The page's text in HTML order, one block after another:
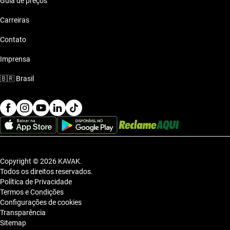
Carreiras
Contato
Imprensa
🇧🇷 Brasil
Copyright © 2026 KAVAK.
Todos os direitos reservados.
Política de Privacidade
Termos e Condições
Configurações de cookies
Transparência
Sitemap